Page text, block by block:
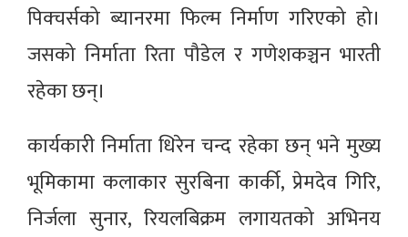
पिक्चर्सको ब्यानरमा फिल्म निर्माण गरिएको हो।
जसको निर्माता रिता पौडेल र गणेशकञ्चन भारती
रहेका छन्।
कार्यकारी निर्माता धिरेन चन्द रहेका छन् भने मुख्य
भूमिकामा कलाकार सुरबिना कार्की, प्रेमदेव गिरि,
निर्जला सुनार, रियलबिक्रम लगायतको अभिनय